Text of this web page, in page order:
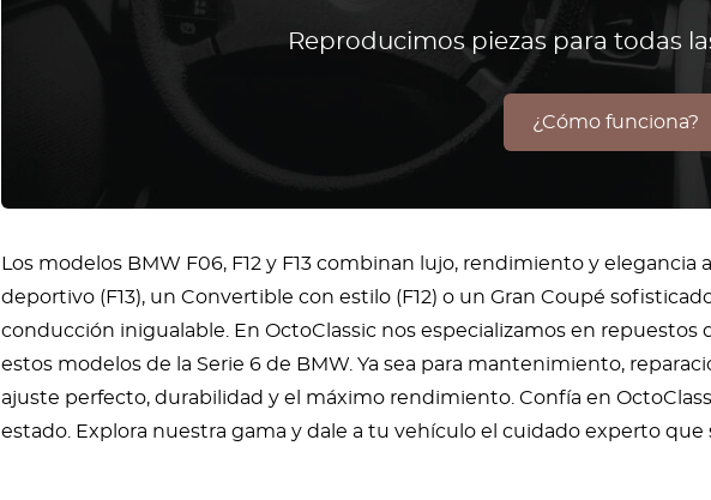
Reproducimos piezas para todas
¿Cómo funciona?
Los modelos BMW F06, F12 y F13 combinan lujo, rendimiento y
deportivo (F13), un Convertible con estilo (F12) o un Gran Coupé
conducción inigualable. En OctoClassic nos especializamos en
estos modelos de la Serie 6 de BMW. Ya sea para mantenimiento,
ajuste perfecto, durabilidad y el máximo rendimiento. Confía en
estado. Explora nuestra gama y dale a tu vehículo el cuidado experto que